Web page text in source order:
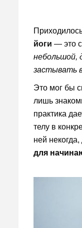
йоги — это
небольшой,
застывать
Это мог бы
лишь
практика
телу в
ней
для